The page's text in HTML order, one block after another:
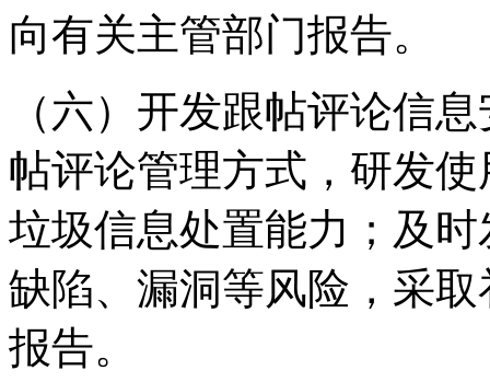
向有关主管部门报告。
（六）开发跟帖评论信
帖评论管理方式，研发
垃圾信息处置能力；及
缺陷、漏洞等风险，采
报告。